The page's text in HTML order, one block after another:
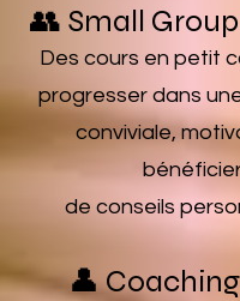
👥 Small
Des cours en petit
progresser dans
conviviale,
de conseils
👤